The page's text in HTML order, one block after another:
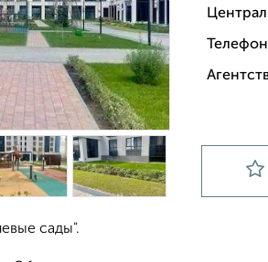
сады".